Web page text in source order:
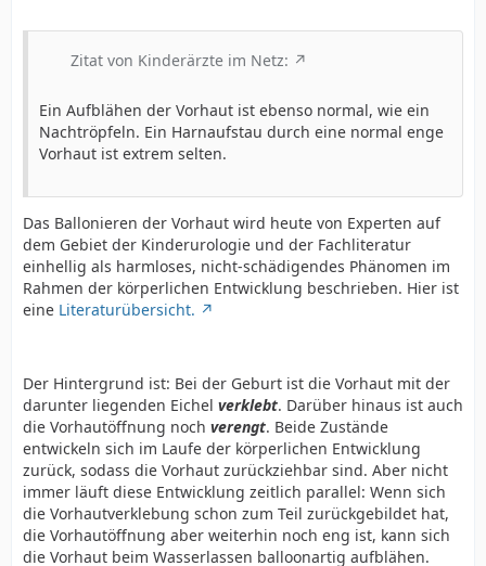
Zitat von Kinderärzte im Netz:
Ein Aufblähen der Vorhaut ist ebenso normal, wie ein
Nachtröpfeln. Ein Harnaufstau durch eine normal enge
Vorhaut ist extrem selten.
Das Ballonieren der Vorhaut wird heute von Experten auf
dem Gebiet der Kinderurologie und der Fachliteratur
einhellig als harmloses, nicht-schädigendes Phänomen im
Rahmen der körperlichen Entwicklung beschrieben. Hier ist
eine Literaturübersicht.
Der Hintergrund ist: Bei der Geburt ist die Vorhaut mit der
darunter liegenden Eichel verklebt. Darüber hinaus ist auch
die Vorhautöffnung noch verengt. Beide Zustände
entwickeln sich im Laufe der körperlichen Entwicklung
zurück, sodass die Vorhaut zurückziehbar sind. Aber nicht
immer läuft diese Entwicklung zeitlich parallel: Wenn sich
die Vorhautverklebung schon zum Teil zurückgebildet hat,
die Vorhautöffnung aber weiterhin noch eng ist, kann sich
die Vorhaut beim Wasserlassen balloonartig aufblähen.